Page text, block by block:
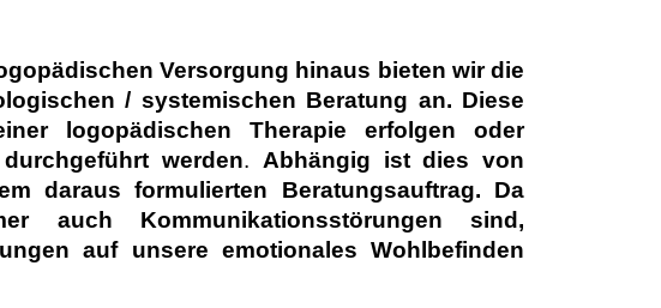
Versorgung hinaus bieten wir die
/ systemischen Beratung an. Diese
logopädischen Therapie erfolgen oder
werden. Abhängig ist dies von
daraus formulierten Beratungsauftrag. Da
auch Kommunikationsstörungen sind,
auf unsere emotionales Wohlbefinden